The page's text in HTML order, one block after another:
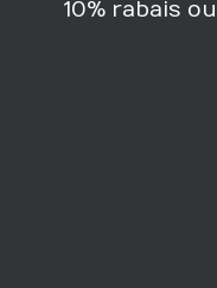
10% rabais